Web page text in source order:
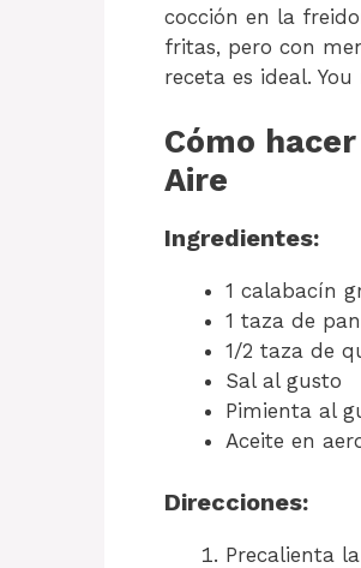
cocción en la
fritas, pero con
receta es ideal.
Cómo
Aire
Ingredientes:
1 calabacín
1 taza de
1/2 taza de
Sal al gusto
Pimienta al
Aceite en
Direcciones:
Precalienta